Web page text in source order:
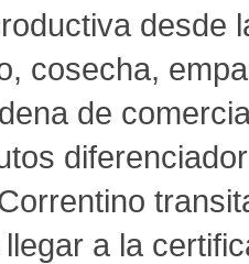
desde
cosecha,
de
a la